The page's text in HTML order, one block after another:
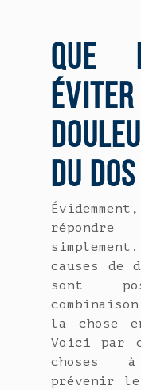
QUE
DU
causes de
sont
la chose
Voici par
choses
prévenir